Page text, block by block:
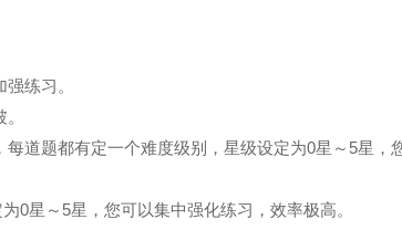
练习。
道题都有定一个难度级别，星级设定为0星～5星，
0星～5星，您可以集中强化练习，效率极高。